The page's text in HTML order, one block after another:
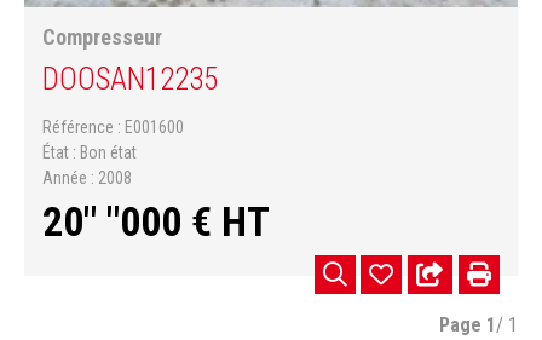
Compresseur
DOOSAN12235
Référence
E001600
État
Bon état
Année
2008
20" "000 € HT
Page 1 / 1